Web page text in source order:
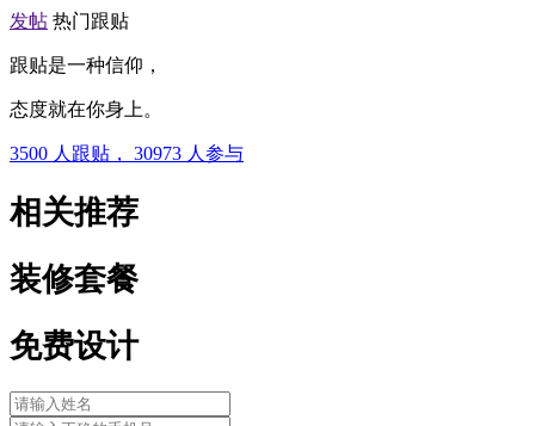
发帖 热门跟贴
跟贴是一种信仰，
态度就在你身上。
3500 人跟贴， 30973 人参与
相关推荐
装修套餐
免费设计